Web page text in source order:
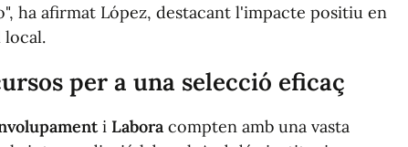
ha afirmat López, destacant l'impacte positiu en
local.
per a una selecció eficaç
i Labora compten amb una vasta